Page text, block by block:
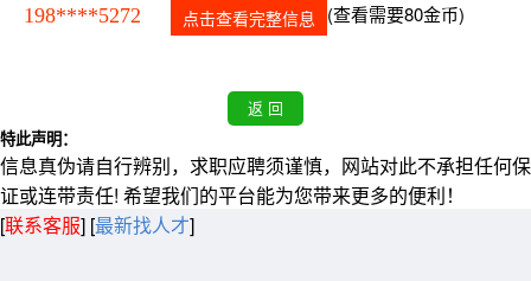
198****5272 点击查看完整信息 (查看需要80金币)
特此声明：
信息真伪请自行辨别，求职应聘须谨慎，网站对此不承担任何保
证或连带责任! 希望我们的平台能为您带来更多的便利！
[联系客服] [最新找人才]